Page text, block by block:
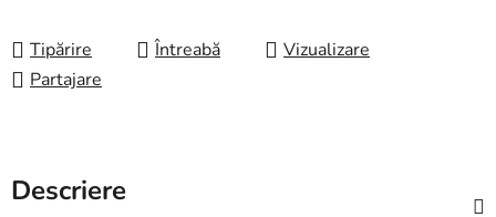
Tipărire Întreabă
Vizualizare
Partajare
Descriere